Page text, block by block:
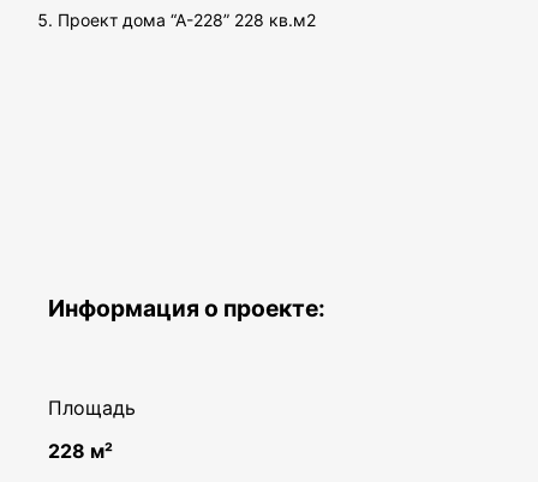
Проект дома “А-228” 228 кв.м2
Информация о проекте:
Площадь
228 м²